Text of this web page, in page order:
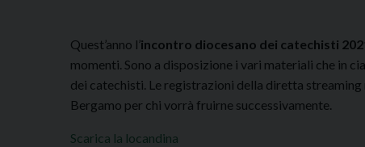
Quest’anno l’incontro diocesano dei catechisti
momenti. Sono a disposizione i vari materiali che in
dei catechisti. Le registrazioni della diretta
Bergamo per chi vorrà fruirne successivamente.
Scarica la locandina